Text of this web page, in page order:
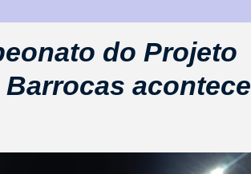
do Projeto
acontece